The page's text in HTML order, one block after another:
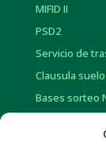
MIFID II
PSD2
Servicio de
Clausula suelo
Bases sorteo